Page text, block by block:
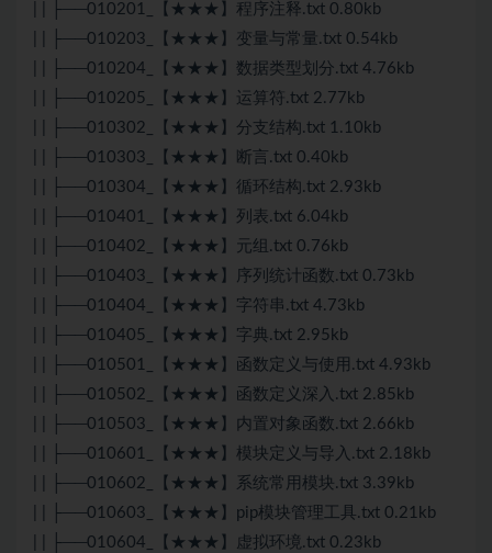
| | ├──010201_【★★★】程序注释.txt 0.80kb
| | ├──010203_【★★★】变量与常量.txt 0.54kb
| | ├──010204_【★★★】数据类型划分.txt 4.76kb
| | ├──010205_【★★★】运算符.txt 2.77kb
| | ├──010302_【★★★】分支结构.txt 1.10kb
| | ├──010303_【★★★】断言.txt 0.40kb
| | ├──010304_【★★★】循环结构.txt 2.93kb
| | ├──010401_【★★★】列表.txt 6.04kb
| | ├──010402_【★★★】元组.txt 0.76kb
| | ├──010403_【★★★】序列统计函数.txt 0.73kb
| | ├──010404_【★★★】字符串.txt 4.73kb
| | ├──010405_【★★★】字典.txt 2.95kb
| | ├──010501_【★★★】函数定义与使用.txt 4.93kb
| | ├──010502_【★★★】函数定义深入.txt 2.85kb
| | ├──010503_【★★★】内置对象函数.txt 2.66kb
| | ├──010601_【★★★】模块定义与导入.txt 2.18kb
| | ├──010602_【★★★】系统常用模块.txt 3.39kb
| | ├──010603_【★★★】pip模块管理工具.txt 0.21kb
| | ├──010604_【★★★】虚拟环境.txt 0.23kb